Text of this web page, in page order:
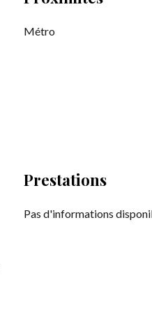
Métro
Prestations
Pas d'informations